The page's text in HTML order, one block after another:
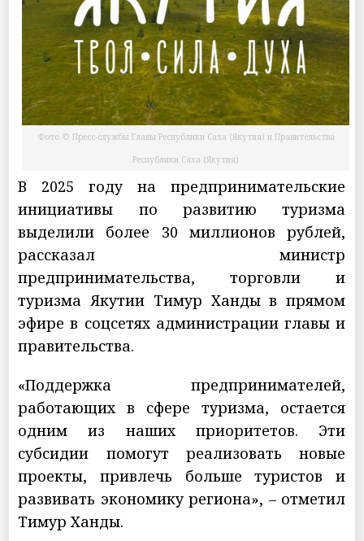
Фото © Пресс-службы Главы Республики Саха (Якутия) и Правительства
Республики Саха (Якутия)
В 2025 году на предпринимательские
инициативы по развитию туризма
выделили более 30 миллионов рублей,
рассказал министр
предпринимательства, торговли и
туризма Якутии Тимур Ханды в прямом
эфире в соцсетях администрации главы и
правительства.
«Поддержка предпринимателей,
работающих в сфере туризма, остается
одним из наших приоритетов. Эти
субсидии помогут реализовать новые
проекты, привлечь больше туристов и
развивать экономику региона», – отметил
Тимур Ханды.